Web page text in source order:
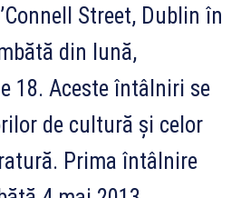
Street, Dublin în
din lună,
18. Aceste întâlniri se
de cultură şi celor
Prima întâlnire